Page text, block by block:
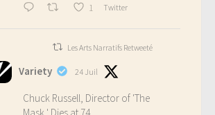
1 Twitter
Les Arts Narratifs Retweeté
Variety 24 Juil
Chuck Russell, Director of 'The